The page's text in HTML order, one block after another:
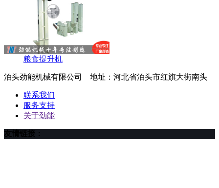
粮食提升机
泊头劲能机械有限公司 地址：河北省泊头市红旗大街南头
联系我们
服务支持
关于劲能
友情链接：